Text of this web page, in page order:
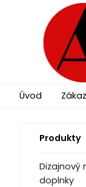
Úvod
Produkty
Dizajnový
doplnky